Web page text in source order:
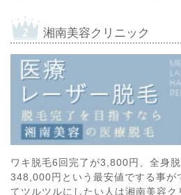
湘南美容クリニック
ワキ脱毛6回完了が3,800円、全身
348,000円という最安値でする事が
てツルツルにしたい人は湘南美容ク